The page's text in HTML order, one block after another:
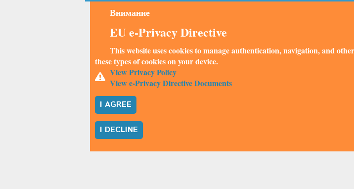
Внимание
EU e-Privacy Directive
This website uses cookies to manage authentication, navigation, and
these types of cookies on your device.
View Privacy Policy
View e-Privacy Directive Documents
I AGREE
I DECLINE